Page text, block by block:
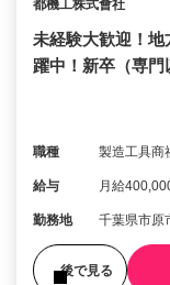
都機工株式會社
未経験大歓迎！
躍中！新卒（専門
職種 製造工具商
給与 月給
勤務地 千葉県市原
後で見る